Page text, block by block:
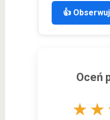
👍
Oceń
★ ★